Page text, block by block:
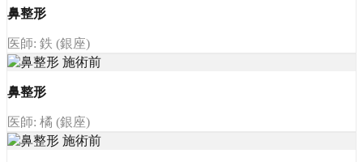
鼻整形
医師: 鉄 (銀座)
鼻整形
医師: 橘 (銀座)